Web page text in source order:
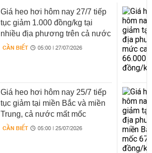
Giá heo hơi hôm nay 27/7 tiếp
tục giảm 1.000 đồng/kg tại
nhiều địa phương trên cả nước
CẦN BIẾT 05:00 | 27/07/2026
Giá heo hơi hôm nay 25/7 tiếp
tục giảm tại miền Bắc và miền
Trung, cả nước mất mốc
66.000 đồng/kg
CẦN BIẾT 05:00 | 25/07/2026